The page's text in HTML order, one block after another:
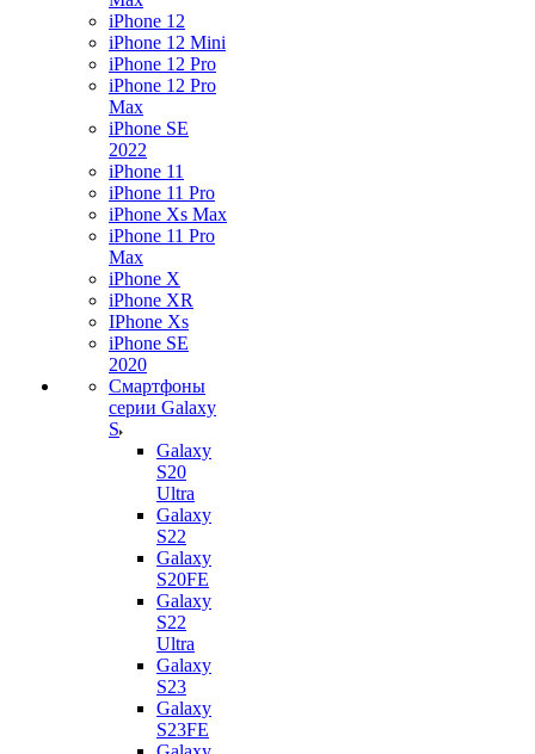
iPhone 12
iPhone 12 Mini
iPhone 12 Pro
iPhone 12 Pro
Max
iPhone SE
2022
iPhone 11
iPhone 11 Pro
iPhone Xs Max
iPhone 11 Pro
Max
iPhone X
iPhone XR
IPhone Xs
iPhone SE
2020
Смартфоны
серии Galaxy
S
Galaxy
S20
Ultra
Galaxy
S22
Galaxy
S20FE
Galaxy
S22
Ultra
Galaxy
S23
Galaxy
S23FE